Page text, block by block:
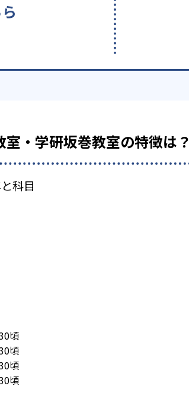
室・学研坂巻教室の特徴は？
科目
頃
頃
頃
頃